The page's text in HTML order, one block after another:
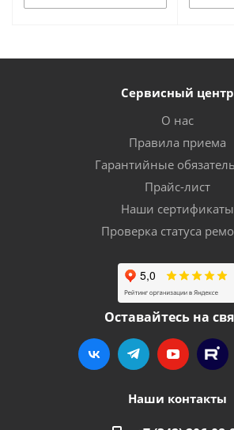
Сервисный центр
О нас
Правила приема
Гарантийные
Прайс-лист
Наши сертификаты
Проверка статуса
Оставайтесь на
Наши контакты